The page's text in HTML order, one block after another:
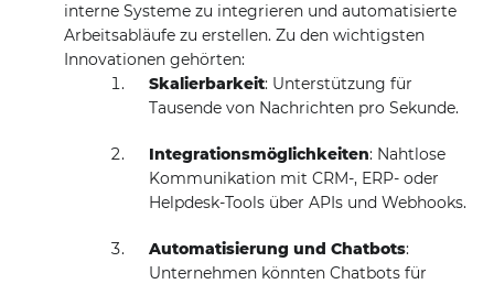
interne Systeme zu integrieren und automatisierte
Arbeitsabläufe zu erstellen. Zu den wichtigsten
Innovationen gehörten:
Skalierbarkeit: Unterstützung für
Tausende von Nachrichten pro Sekunde.
Integrationsmöglichkeiten: Nahtlose
Kommunikation mit CRM-, ERP- oder
Helpdesk-Tools über APIs und Webhooks.
Automatisierung und Chatbots:
Unternehmen könnten Chatbots für